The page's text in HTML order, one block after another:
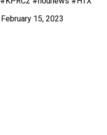
February 15, 2023